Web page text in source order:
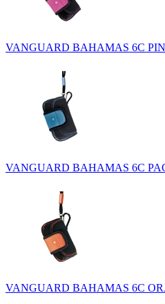
VANGUARD BAHAMAS 6C
VANGUARD BAHAMAS 6C
VANGUARD BAHAMAS 6C